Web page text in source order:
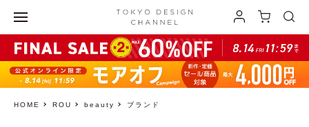
HOME ROU beauty ブランド